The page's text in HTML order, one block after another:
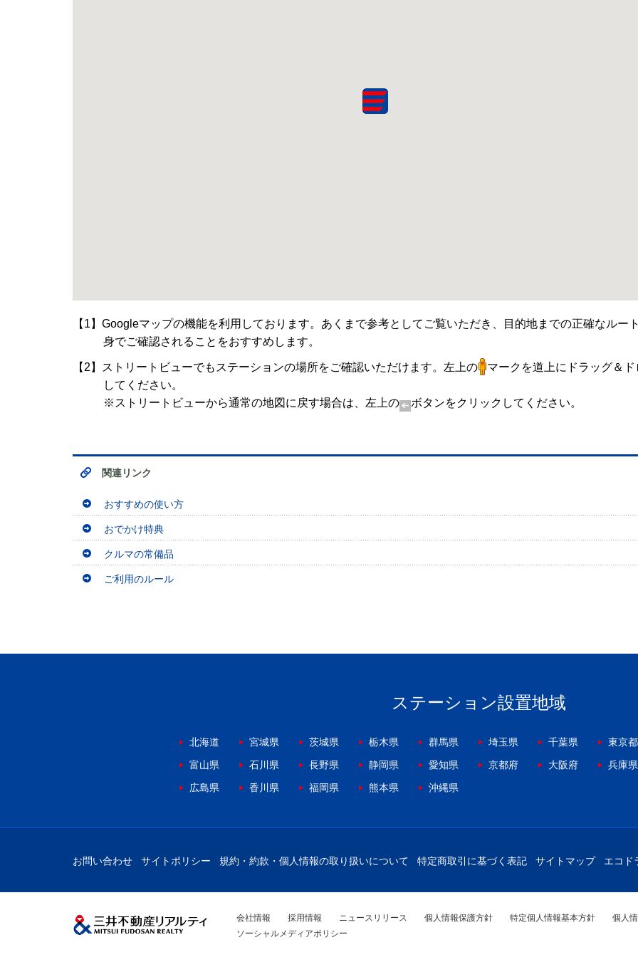
【1】Googleマップの機能を利用しております。あくまで参考としてご覧いただき、目的地までの正確なルー
身でご確認されることをおすすめします。
【2】ストリートビューでもステーションの場所をご確認いただけます。左上の
マークを道上にドラッグ＆ド
してください。
※ストリートビューから通常の地図に戻す場合は、左上の
ボタンをクリックしてください。
関連リンク
おすすめの使い方
おでかけ特典
クルマの常備品
ご利用のルール
ステーション設置地域
北海道 宮城県 茨城県 栃木県 群馬県 埼玉県 千葉県 東京都
富山県
石川県 長野県 静岡県 愛知県 京都府 大阪府 兵庫県
広島県
香川県 福岡県 熊本県 沖縄県
お問い合わせ サイトポリシー 規約・約款・個人情報の取り扱いについて 特定商取引に基づく表記 サイトマップ エコド
会社情報 採用情報 ニュースリリース 個人情報保護方針 特定個人情報基本方針 個人
ソーシャルメディアポリシー